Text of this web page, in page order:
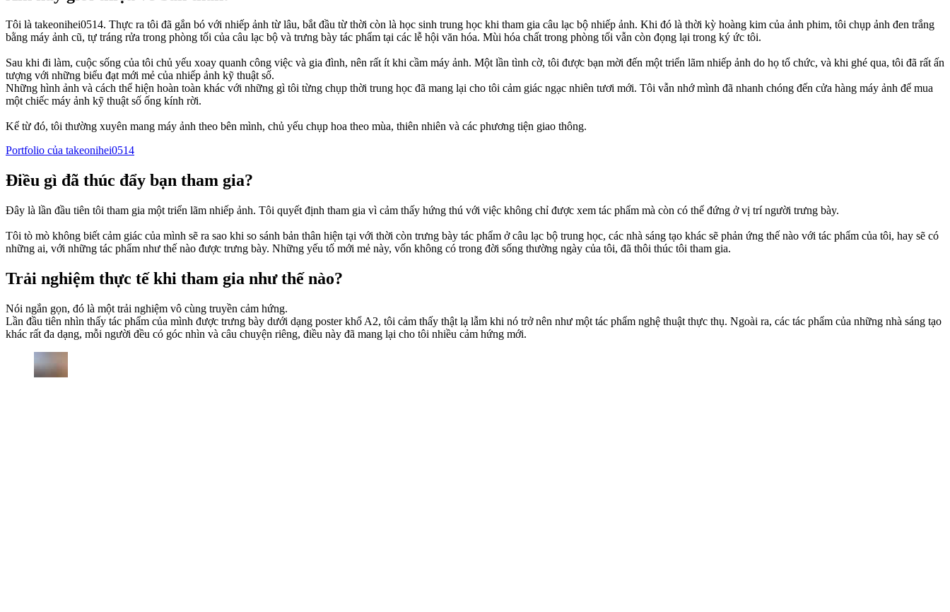
Tôi là takeonihei0514. Thực ra tôi đã gắn bó với nhiếp ảnh từ lâu, bắt đầu từ thời còn là học sinh trung học khi tham gia câu lạc bộ nhiếp ảnh. Khi đó là thời kỳ hoàng kim của ảnh phim, tôi chụp ảnh đen trắng
bằng máy ảnh cũ, tự tráng rửa trong phòng tối của câu lạc bộ và trưng bày tác phẩm tại các lễ hội văn hóa. Mùi hóa chất trong phòng tối vẫn còn đọng lại trong ký ức tôi.
Sau khi đi làm, cuộc sống của tôi chủ yếu xoay quanh công việc và gia đình, nên rất ít khi cầm máy ảnh. Một lần tình cờ, tôi được bạn mời đến một triển lãm nhiếp ảnh do họ tổ chức, và khi ghé qua, tôi đã rất ấn
tượng với những biểu đạt mới mẻ của nhiếp ảnh kỹ thuật số.
Những hình ảnh và cách thể hiện hoàn toàn khác với những gì tôi từng chụp thời trung học đã mang lại cho tôi cảm giác ngạc nhiên tươi mới. Tôi vẫn nhớ mình đã nhanh chóng đến cửa hàng máy ảnh để mua
một chiếc máy ảnh kỹ thuật số ống kính rời.
Kể từ đó, tôi thường xuyên mang máy ảnh theo bên mình, chủ yếu chụp hoa theo mùa, thiên nhiên và các phương tiện giao thông.
Portfolio của takeonihei0514
Điều gì đã thúc đẩy bạn tham gia?
Đây là lần đầu tiên tôi tham gia một triển lãm nhiếp ảnh. Tôi quyết định tham gia vì cảm thấy hứng thú với việc không chỉ được xem tác phẩm mà còn có thể đứng ở vị trí người trưng bày.
Tôi tò mò không biết cảm giác của mình sẽ ra sao khi so sánh bản thân hiện tại với thời còn trưng bày tác phẩm ở câu lạc bộ trung học, các nhà sáng tạo khác sẽ phản ứng thế nào với tác phẩm của tôi, hay sẽ có
những ai, với những tác phẩm như thế nào được trưng bày. Những yếu tố mới mẻ này, vốn không có trong đời sống thường ngày của tôi, đã thôi thúc tôi tham gia.
Trải nghiệm thực tế khi tham gia như thế nào?
Nói ngắn gọn, đó là một trải nghiệm vô cùng truyền cảm hứng.
Lần đầu tiên nhìn thấy tác phẩm của mình được trưng bày dưới dạng poster khổ A2, tôi cảm thấy thật lạ lẫm khi nó trở nên như một tác phẩm nghệ thuật thực thụ. Ngoài ra, các tác phẩm của những nhà sáng tạo
khác rất đa dạng, mỗi người đều có góc nhìn và câu chuyện riêng, điều này đã mang lại cho tôi nhiều cảm hứng mới.